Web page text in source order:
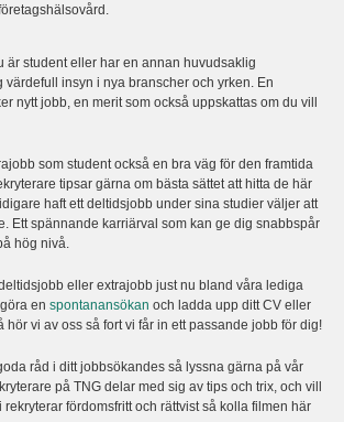
är student eller har en annan huvudsaklig
värdefull insyn i nya branscher och yrken. En
nytt jobb, en merit som också uppskattas om du vill
som student också en bra väg för den framtida
tipsar gärna om bästa sättet att hitta de här
haft ett deltidsjobb under sina studier väljer att
Ett spännande karriärval som kan ge dig snabbspår
hög nivå.
eller extrajobb just nu bland våra lediga
en spontanansökan och ladda upp ditt CV eller
hör vi av oss så fort vi får in ett passande jobb för dig!
råd i ditt jobbsökandes så lyssna gärna på vår
på TNG delar med sig av tips och trix, och vill
rekryterar fördomsfritt och rättvist så kolla filmen här